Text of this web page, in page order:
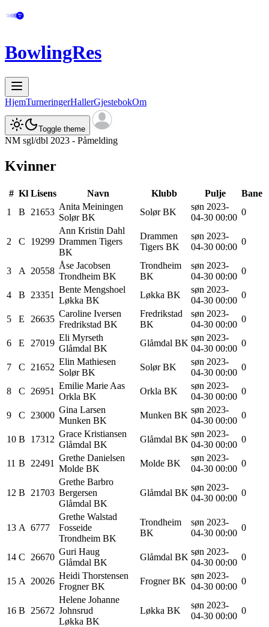
BowlingRes
HjemTurneringerHallerGjestebokOm
Toggle theme
NM sgl/dbl 2023 - Påmelding
Kvinner
# Kl Lisens Navn Klubb Pulje
Bane
1
B 21653
Anita Meiningen
Solør BK
Solør BK
søn 2023-
04-30 00:00
0
2 C 19299
Ann Kristin Dahl
Drammen Tigers
BK
Drammen
Tigers BK
søn 2023-
04-30 00:00
0
3 A 20558
Åse Jacobsen
Trondheim BK
Trondheim
BK
søn 2023-
04-30 00:00
0
4 B 23351
Bente Mengshoel
Løkka BK
Løkka BK
søn 2023-
04-30 00:00
0
5 E 26635
Caroline Iversen
Fredrikstad BK
Fredrikstad
BK
søn 2023-
04-30 00:00
0
6 E 27019
Eli Myrseth
Glåmdal BK
Glåmdal BK
søn 2023-
04-30 00:00
0
7 C 21652
Elin Mathiesen
Solør BK
Solør BK
søn 2023-
04-30 00:00
0
8 C 26951
Emilie Marie Aas
Orkla BK
Orkla BK
søn 2023-
04-30 00:00
0
9 C 23000
Gina Larsen
Munken BK
Munken BK
søn 2023-
04-30 00:00
0
10 B 17312
Grace Kristiansen
Glåmdal BK
Glåmdal BK
søn 2023-
04-30 00:00
0
11 B 22491
Grethe Danielsen
Molde BK
Molde BK
søn 2023-
04-30 00:00
0
12 B 21703
Grethe Barbro
Bergersen
Glåmdal BK
Glåmdal BK
søn 2023-
04-30 00:00
0
13 A 6777
Grethe Walstad
Fosseide
Trondheim BK
Trondheim
BK
søn 2023-
04-30 00:00
0
14 C 26670
Guri Haug
Glåmdal BK
Glåmdal BK
søn 2023-
04-30 00:00
0
15 A 20026
Heidi Thorstensen
Frogner BK
Frogner BK
søn 2023-
04-30 00:00
0
16 B 25672
Helene Johanne
Johnsrud
Løkka BK
Løkka BK
søn 2023-
04-30 00:00
0